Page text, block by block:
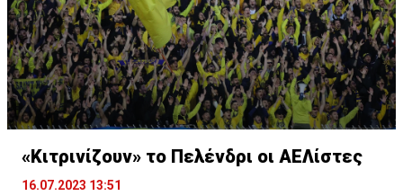
«Κιτρινίζουν» το Πελένδρι οι ΑΕΛίστες
16.07.2023 13:51